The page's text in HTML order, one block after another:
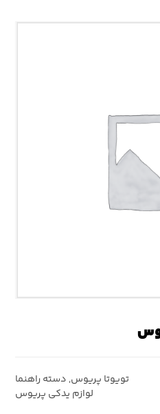
تویوتا پریوس, دسته راهنما
لوازم یدکی پریوس